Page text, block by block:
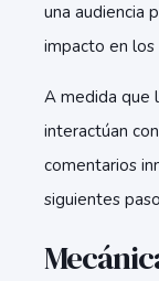
una audiencia
impacto en
A medida que
interactúan
comentarios
siguientes